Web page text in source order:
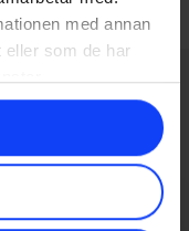
med annan
eller som de har